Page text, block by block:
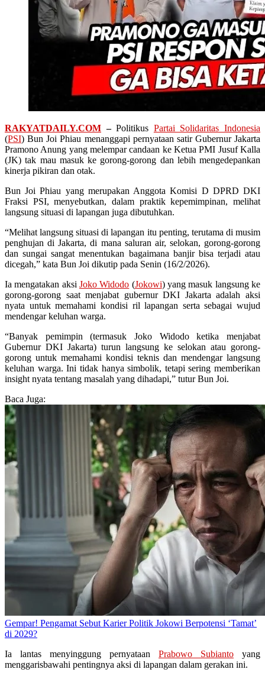
RAKYATDAILY.COM –Politikus Partai Solidaritas Indonesia
(PSI) Bun Joi Phiau menanggapi pernyataan satir Gubernur Jakarta
Pramono Anung yang melempar candaan ke Ketua PMI Jusuf Kalla
(JK) tak mau masuk ke gorong-gorong dan lebih mengedepankan
kinerja pikiran dan otak.
Bun Joi Phiau yang merupakan Anggota Komisi D DPRD DKI
Fraksi PSI, menyebutkan, dalam praktik kepemimpinan, melihat
langsung situasi di lapangan juga dibutuhkan.
“Melihat langsung situasi di lapangan itu penting, terutama di musim
penghujan di Jakarta, di mana saluran air, selokan, gorong-gorong
dan sungai sangat menentukan bagaimana banjir bisa terjadi atau
dicegah,” kata Bun Joi dikutip pada Senin (16/2/2026).
Ia mengatakan aksi Joko Widodo (Jokowi) yang masuk langsung ke
gorong-gorong saat menjabat gubernur DKI Jakarta adalah aksi
nyata untuk memahami kondisi ril lapangan serta sebagai wujud
mendengar keluhan warga.
“Banyak pemimpin (termasuk Joko Widodo ketika menjabat
Gubernur DKI Jakarta) turun langsung ke selokan atau gorong-
gorong untuk memahami kondisi teknis dan mendengar langsung
keluhan warga. Ini tidak hanya simbolik, tetapi sering memberikan
insight nyata tentang masalah yang dihadapi,” tutur Bun Joi.
Baca Juga:
Gempar! Pengamat Sebut Karier Politik Jokowi Berpotensi ‘Tamat’
di 2029?
Ia lantas menyinggung pernyataan Prabowo Subianto yang
menggarisbawahi pentingnya aksi di lapangan dalam gerakan ini.